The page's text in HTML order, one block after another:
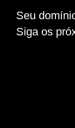
Seu
Siga os